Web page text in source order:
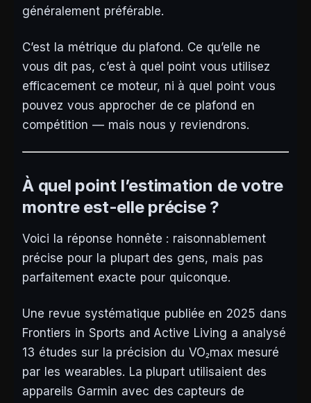
généralement préférable.
C’est la métrique du plafond. Ce qu’elle ne
vous dit pas, c’est à quel point vous utilisez
efficacement ce moteur, ni à quel point vous
pouvez vous approcher de ce plafond en
compétition — mais nous y reviendrons.
À quel point l’estimation de votre
montre est-elle précise ?
Voici la réponse honnête : raisonnablement
précise pour la plupart des gens, mais pas
parfaitement exacte pour quiconque.
Une revue systématique publiée en 2025 dans
Frontiers in Sports and Active Living a analysé
13 études sur la précision du VO₂max mesuré
par les wearables. La plupart utilisaient des
appareils Garmin avec des capteurs de